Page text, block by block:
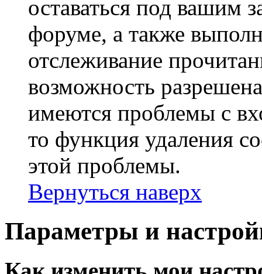
оставаться под вашим
форуме, а также
отслеживание
возможность
имеются проблемы с
то функция удаления
этой проблемы.
Вернуться наверх
Параметры и